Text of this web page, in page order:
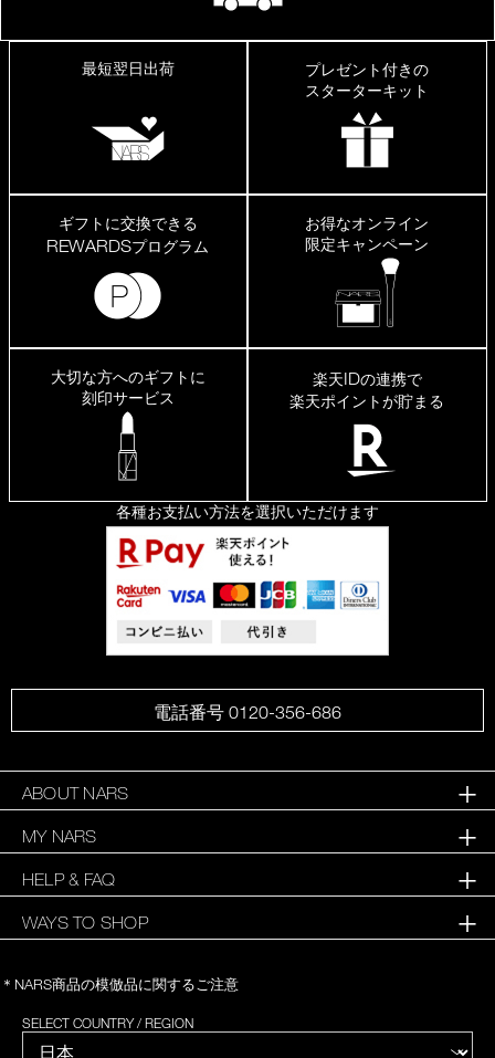
最短翌日出荷
プレゼント付きの
スターターキット
ギフトに交換できる
REWARDSプログラム
お得なオンライン
限定キャンペーン
大切な方へのギフトに
刻印サービス
楽天IDの連携で
楽天ポイントが貯まる
各種お支払い方法を選択いただけます
電話番号 0120-356-686
ABOUT NARS
MY NARS
HELP & FAQ
WAYS TO SHOP
＊NARS商品の模倣品に関するご注意
SELECT COUNTRY / REGION